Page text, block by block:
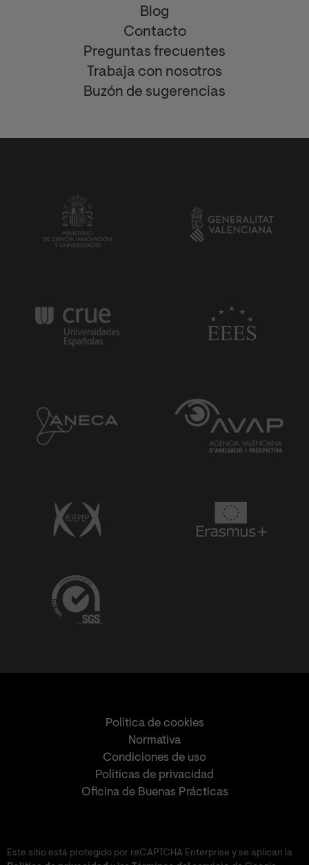
Blog
Contacto
Preguntas frecuentes
Trabaja con nosotros
Buzón de sugerencias
Política de cookies
Normativa
Condiciones de uso
Políticas de privacidad
Oficina de Buenas Prácticas
Este sitio está protegido por reCAPTCHA Enterprise y se aplican la